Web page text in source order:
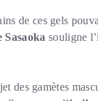
de ces gels
souligne
des gamètes